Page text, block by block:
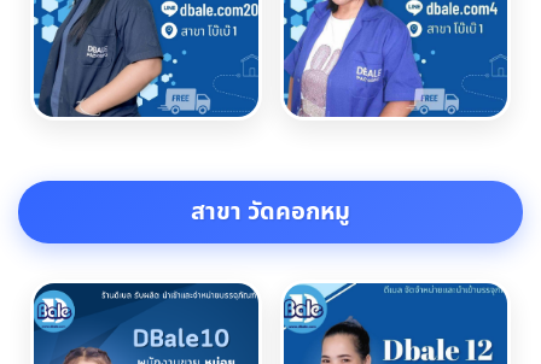
สาขา วัดคอกหมู